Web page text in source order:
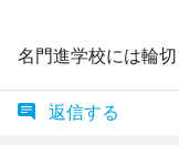
名門進学校には輪
返信する